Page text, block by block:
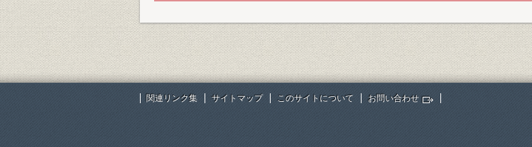
関連リンク集 サイトマップ このサイトについて お問い合わせ